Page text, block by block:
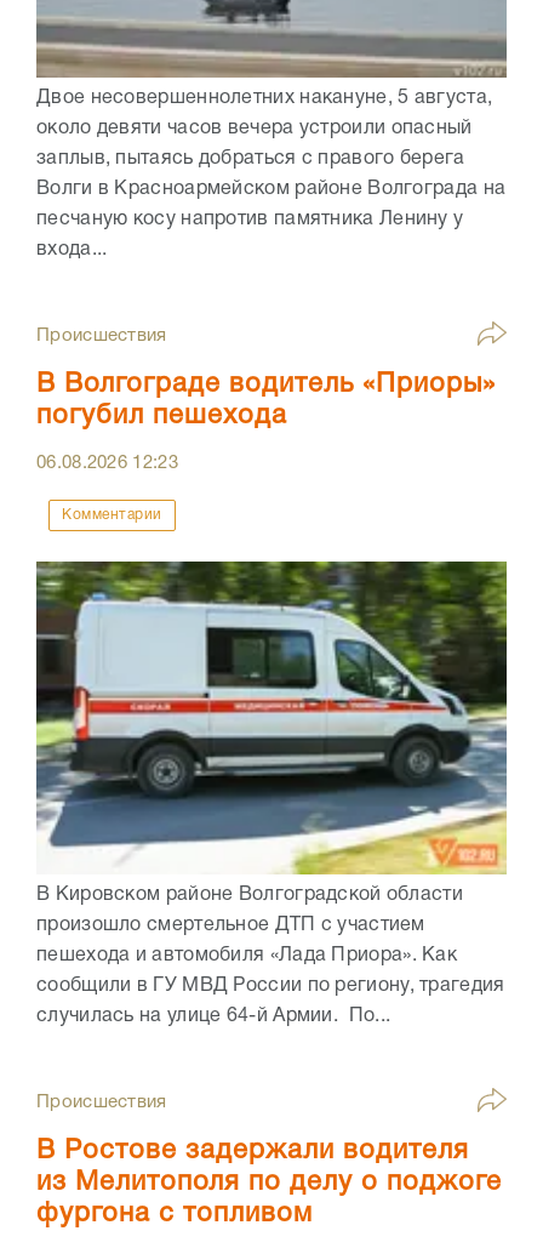
Двое несовершеннолетних накануне, 5 августа,
около девяти часов вечера устроили опасный
заплыв, пытаясь добраться с правого берега
Волги в Красноармейском районе Волгограда на
песчаную косу напротив памятника Ленину у
входа...
Происшествия
В Волгограде водитель «Приоры»
погубил пешехода
06.08.2026 12:23
Комментарии
В Кировском районе Волгоградской области
произошло смертельное ДТП с участием
пешехода и автомобиля «Лада Приора». Как
сообщили в ГУ МВД России по региону, трагедия
случилась на улице 64-й Армии. По...
Происшествия
В Ростове задержали водителя
из Мелитополя по делу о поджоге
фургона с топливом